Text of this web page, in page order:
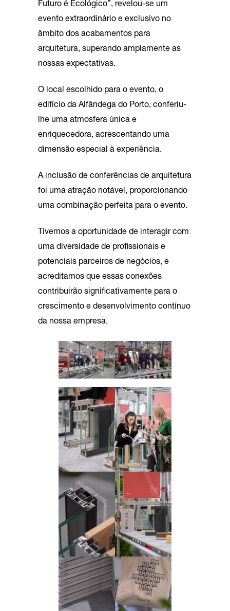
Futuro é Ecológico”, revelou-se um
evento extraordinário e exclusivo no
âmbito dos acabamentos para
arquitetura, superando amplamente as
nossas expectativas.
O local escolhido para o evento, o
edifício da Alfândega do Porto, conferiu-
lhe uma atmosfera única e
enriquecedora, acrescentando uma
dimensão especial à experiência.
A inclusão de conferências de arquitetura
foi uma atração notável, proporcionando
uma combinação perfeita para o evento.
Tivemos a oportunidade de interagir com
uma diversidade de profissionais e
potenciais parceiros de negócios, e
acreditamos que essas conexões
contribuirão significativamente para o
crescimento e desenvolvimento contínuo
da nossa empresa.